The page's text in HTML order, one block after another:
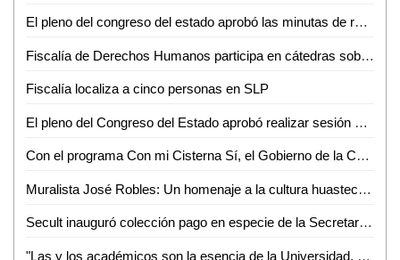
El pleno del congreso del estado aprobó las minutas de reforma constitucional federal, en materia de suspensión derechos para ocupar cargo, empleo o comisión del servicio público
Fiscalía de Derechos Humanos participa en cátedras sobre el combate a la trata de personas
Fiscalía localiza a cinco personas en SLP
El pleno del Congreso del Estado aprobó realizar sesión solemne y ordinaria en el municipio de Matehuala
Con el programa Con mi Cisterna Sí, el Gobierno de la Capital beneficia a familias de la zona rural
Muralista José Robles: Un homenaje a la cultura huasteca a través de su arte y cosmovisión
Secult inauguró colección pago en especie de la Secretaría de Hacienda y crédito público
"Las y los académicos son la esencia de la Universidad, porque en ellos está la avidez de crear, resguardar y difundir saberes": Dr. Alejandro Zermeño